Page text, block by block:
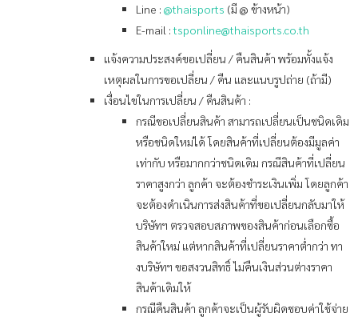
Line : @thaisports (มี @ ข้างหน้า)
E-mail :tsponline@thaisports.co.th
แจ้งความประสงค์ขอเปลี่ยน / คืนสินค้า พร้อมทั้งแจ้ง
เหตุผลในการขอเปลี่ยน / คืน และแนบรูปถ่าย (ถ้ามี)
เงื่อนไขในการเปลี่ยน / คืนสินค้า :
กรณีขอเปลี่ยนสินค้า สามารถเปลี่ยนเป็นชนิดเดิม
หรือชนิดใหม่ได้ โดยสินค้าที่เปลี่ยนต้องมีมูลค่า
เท่ากับ หรือมากกว่าชนิดเดิม กรณีสินค้าที่เปลี่ยน
ราคาสูงกว่า ลูกค้า จะต้องชำระเงินเพิ่ม โดยลูกค้า
จะต้องดำเนินการส่งสินค้าที่ขอเปลี่ยนกลับมาให้
บริษัทฯ ตรวจสอบสภาพของสินค้าก่อนเลือกซื้อ
สินค้าใหม่ แต่หากสินค้าที่เปลี่ยนราคาต่ำกว่า ทา
งบริษัทฯ ขอสงวนสิทธิ์ ไม่คืนเงินส่วนต่างราคา
สินค้าเดิมให้
กรณีคืนสินค้า ลูกค้าจะเป็นผู้รับผิดชอบค่าใช้จ่าย